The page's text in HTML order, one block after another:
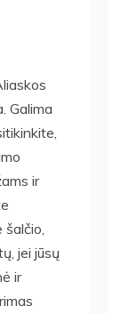
Galima
ir
jei jūsų
ir